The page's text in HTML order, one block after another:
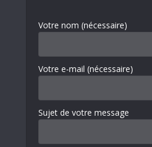
Votre nom (nécessaire)
Votre e-mail (nécessaire)
Sujet de votre message